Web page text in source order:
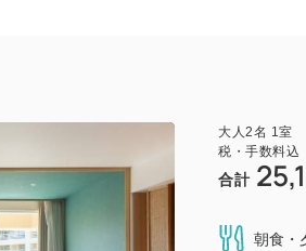
大人2名 1室
税・手数料込
合計
朝食・